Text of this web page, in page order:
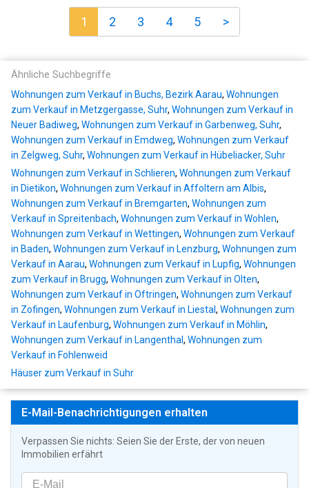
1 2 3 4 5 >
Ähnliche Suchbegriffe
Wohnungen zum Verkauf in Buchs, Bezirk Aarau, Wohnungen
zum Verkauf in Metzgergasse, Suhr, Wohnungen zum Verkauf in
Neuer Badiweg, Wohnungen zum Verkauf in Garbenweg, Suhr,
Wohnungen zum Verkauf in Emdweg, Wohnungen zum Verkauf
in Zelgweg, Suhr, Wohnungen zum Verkauf in Hübeliacker, Suhr
Wohnungen zum Verkauf in Schlieren, Wohnungen zum Verkauf
in Dietikon, Wohnungen zum Verkauf in Affoltern am Albis,
Wohnungen zum Verkauf in Bremgarten, Wohnungen zum
Verkauf in Spreitenbach, Wohnungen zum Verkauf in Wohlen,
Wohnungen zum Verkauf in Wettingen, Wohnungen zum Verkauf
in Baden, Wohnungen zum Verkauf in Lenzburg, Wohnungen zum
Verkauf in Aarau, Wohnungen zum Verkauf in Lupfig, Wohnungen
zum Verkauf in Brugg, Wohnungen zum Verkauf in Olten,
Wohnungen zum Verkauf in Oftringen, Wohnungen zum Verkauf
in Zofingen, Wohnungen zum Verkauf in Liestal, Wohnungen zum
Verkauf in Laufenburg, Wohnungen zum Verkauf in Möhlin,
Wohnungen zum Verkauf in Langenthal, Wohnungen zum
Verkauf in Fohlenweid
Häuser zum Verkauf in Suhr
E-Mail-Benachrichtigungen erhalten
Verpassen Sie nichts: Seien Sie der Erste, der von neuen
Immobilien erfährt